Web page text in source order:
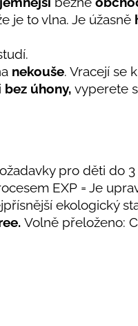
je to vlna. Je úžasně
nekouše. Vracejí se
bez úhony, vyperete
pro děti do
EXP = Je
ekologický
Volně přeloženo: